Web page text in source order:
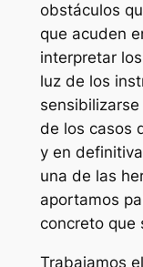
obstáculos
que acuden
interpretar
luz de los
de los casos
y en
una de las
aportamos
concreto que
Trabajamos